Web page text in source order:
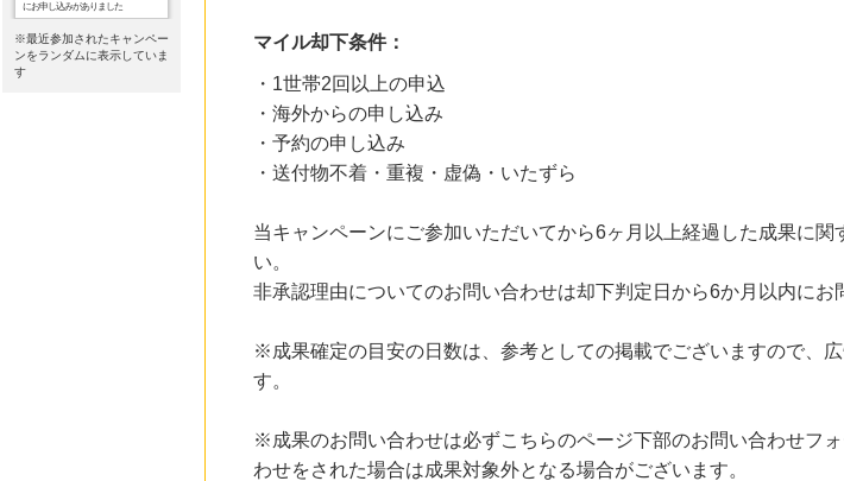
にお申し込みがありました
18時間前
Yahoo!ショッピング
※最近参加されたキャンペー
ンをランダムに表示していま
す
マイル却下条件：
・1世帯2回以上の申込
・海外からの申し込み
・予約の申し込み
・送付物不着・重複・虚偽・いたずら
当キャンペーンにご参加いただいてから6ヶ月以上経過した成果に
い。
非承認理由についてのお問い合わせは却下判定日から6か月以内にお
※成果確定の目安の日数は、参考としての掲載でございますので、
す。
※成果のお問い合わせは必ずこちらのページ下部のお問い合わせフ
わせをされた場合は成果対象外となる場合がございます。